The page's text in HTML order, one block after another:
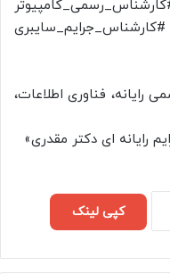
فناوری اطلاعات،
رایانه ای دکتر مقدری»
کپی لینک